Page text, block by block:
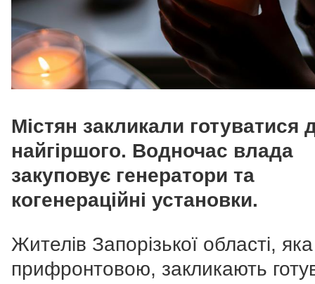
Містян закликали готуватися
найгіршого. Водночас влада
закуповує генератори та
когенераційні установки.
Жителів Запорізької області,
прифронтовою, закликають